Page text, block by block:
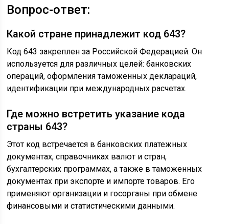
Вопрос-ответ:
Какой стране принадлежит код 643?
Код 643 закреплен за Российской Федерацией. Он
используется для различных целей: банковских
операций, оформления таможенных деклараций,
идентификации при международных расчетах.
Где можно встретить указание кода
страны 643?
Этот код встречается в банковских платежных
документах, справочниках валют и стран,
бухгалтерских программах, а также в таможенных
документах при экспорте и импорте товаров. Его
применяют организации и госорганы при обмене
финансовыми и статистическими данными.